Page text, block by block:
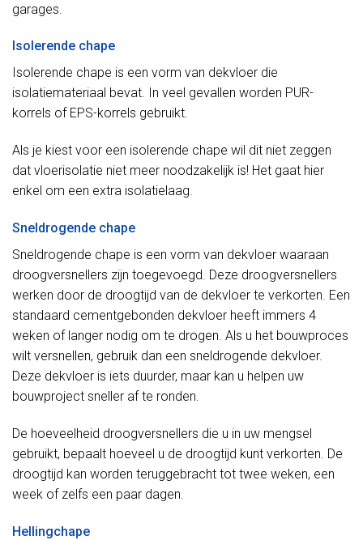
garages.
Isolerende chape
Isolerende chape is een vorm van dekvloer die
isolatiemateriaal bevat. In veel gevallen worden PUR-
korrels of EPS-korrels gebruikt.
Als je kiest voor een isolerende chape wil dit niet zeggen
dat vloerisolatie niet meer noodzakelijk is! Het gaat hier
enkel om een extra isolatielaag.
Sneldrogende chape
Sneldrogende chape is een vorm van dekvloer waaraan
droogversnellers zijn toegevoegd. Deze droogversnellers
werken door de droogtijd van de dekvloer te verkorten. Een
standaard cementgebonden dekvloer heeft immers 4
weken of langer nodig om te drogen. Als u het bouwproces
wilt versnellen, gebruik dan een sneldrogende dekvloer.
Deze dekvloer is iets duurder, maar kan u helpen uw
bouwproject sneller af te ronden.
De hoeveelheid droogversnellers die u in uw mengsel
gebruikt, bepaalt hoeveel u de droogtijd kunt verkorten. De
droogtijd kan worden teruggebracht tot twee weken, een
week of zelfs een paar dagen.
Hellingchape